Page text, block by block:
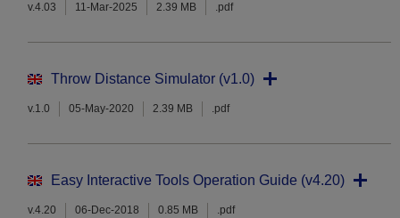
v.4.03 11-Mar-2025 2.39 MB .pdf
Throw Distance Simulator (v1.0)
v.1.0 05-May-2020 2.39 MB .pdf
Easy Interactive Tools Operation Guide (v4.20)
v.4.20 06-Dec-2018 0.85 MB .pdf